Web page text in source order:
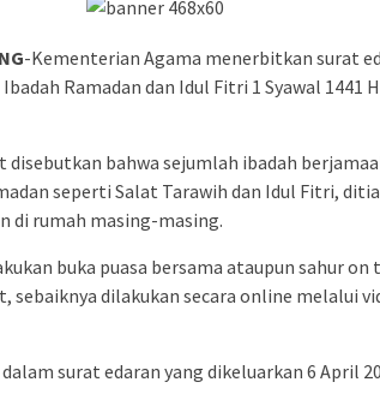
-Kementerian Agama menerbitkan surat
Ramadan dan Idul Fitri 1 Syawal 1441
bahwa sejumlah ibadah
seperti Salat Tarawih dan Idul Fitri,
di rumah masing-masing.
buka puasa bersama ataupun sahur on
sebaiknya dilakukan secara online melalui
surat edaran yang dikeluarkan 6 April